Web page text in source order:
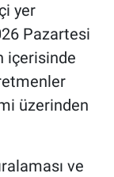
yer
Pazartesi
içerisinde
üzerinden
ve